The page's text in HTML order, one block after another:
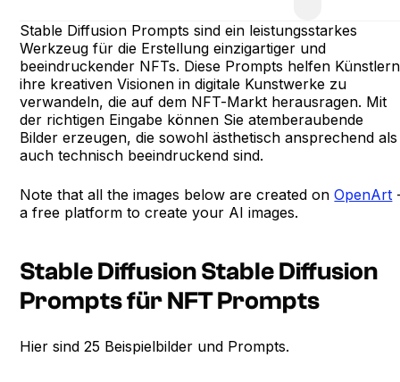
Stable Diffusion Prompts sind ein leistungsstarkes
Werkzeug für die Erstellung einzigartiger und
beeindruckender NFTs. Diese Prompts helfen
ihre kreativen Visionen in digitale Kunstwerke zu
verwandeln, die auf dem NFT-Markt herausragen. Mit
der richtigen Eingabe können Sie atemberaubende
Bilder erzeugen, die sowohl ästhetisch ansprechend als
auch technisch beeindruckend sind.
Note that all the images below are created onOpenArt
a free platform to create your AI images.
Stable Diffusion Stable Diffusion
Prompts für NFT Prompts
Hier sind 25 Beispielbilder und Prompts.